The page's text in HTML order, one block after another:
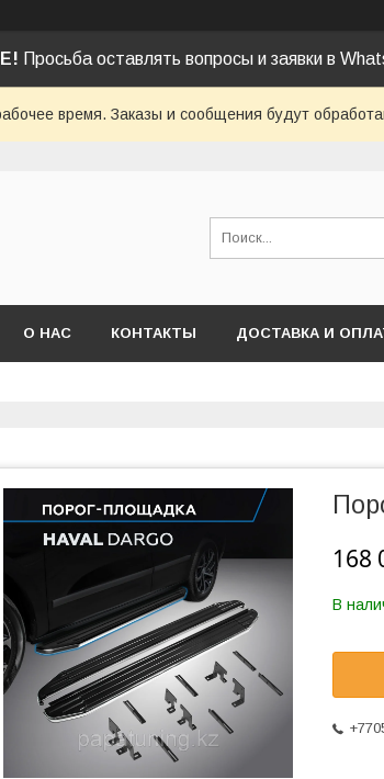
Просьба оставлять вопросы и заявки в
время. Заказы и сообщения будут
О НАС КОНТАКТЫ ДОСТАВКА И
168
В